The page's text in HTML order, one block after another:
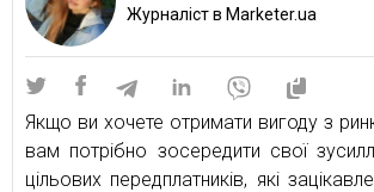
Журналіст в Marketer.ua
Якщо ви хочете отримати вигоду з
вам потрібно зосередити свої
цільових передплатників, які